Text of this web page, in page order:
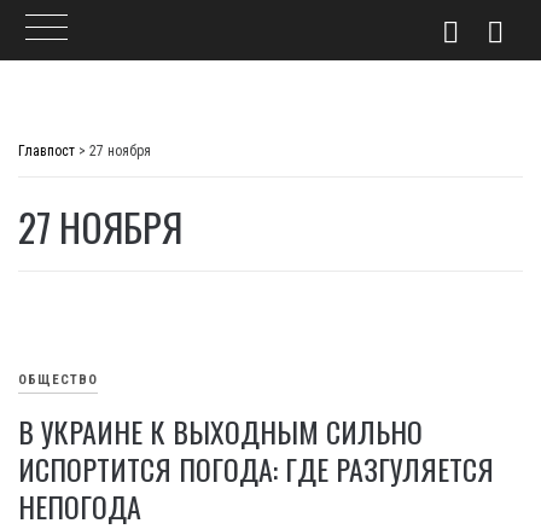
Главпост > 27 ноября
27 НОЯБРЯ
ОБЩЕСТВО
В УКРАИНЕ К ВЫХОДНЫМ СИЛЬНО
ИСПОРТИТСЯ ПОГОДА: ГДЕ РАЗГУЛЯЕТСЯ
НЕПОГОДА